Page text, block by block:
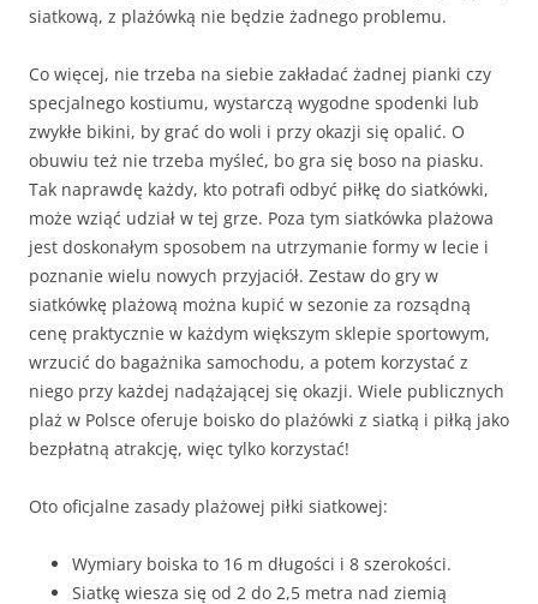
siatkową, z plażówką nie będzie żadnego problemu.
Co więcej, nie trzeba na siebie zakładać żadnej pianki czy
specjalnego kostiumu, wystarczą wygodne spodenki lub
zwykłe bikini, by grać do woli i przy okazji się opalić. O
obuwiu też nie trzeba myśleć, bo gra się boso na piasku.
Tak naprawdę każdy, kto potrafi odbyć piłkę do siatkówki,
może wziąć udział w tej grze. Poza tym siatkówka plażowa
jest doskonałym sposobem na utrzymanie formy w lecie i
poznanie wielu nowych przyjaciół. Zestaw do gry w
siatkówkę plażową można kupić w sezonie za rozsądną
cenę praktycznie w każdym większym sklepie sportowym,
wrzucić do bagażnika samochodu, a potem korzystać z
niego przy każdej nadążającej się okazji. Wiele publicznych
plaż w Polsce oferuje boisko do plażówki z siatką i piłką jako
bezpłatną atrakcję, więc tylko korzystać!
Oto oficjalne zasady plażowej piłki siatkowej:
Wymiary boiska to 16 m długości i 8 szerokości.
Siatkę wiesza się od 2 do 2,5 metra nad ziemią